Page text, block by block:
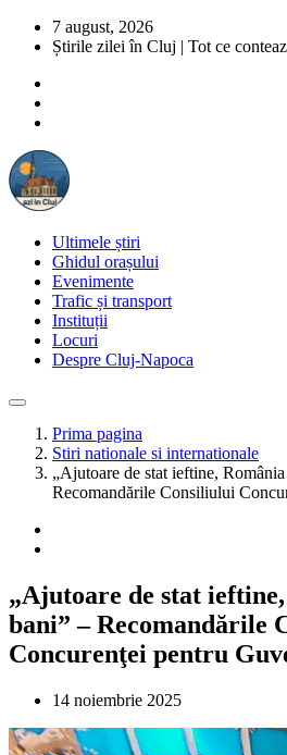
7 august, 2026
Știrile zilei în Cluj | Tot ce
Ultimele știri
Ghidul orașului
Evenimente
Trafic și transport
Instituții
Locuri
Despre Cluj-Napoca
Prima pagina
Stiri nationale si internationale
„Ajutoare de stat ieftine,
Recomandările Consiliului
„Ajutoare de stat
bani” – Recomandările
Concurenţei pentru
14 noiembrie 2025